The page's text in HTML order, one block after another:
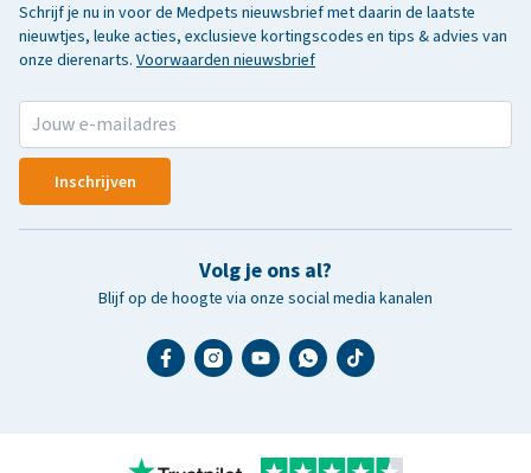
Schrijf je nu in voor de Medpets nieuwsbrief met daarin de laatste
nieuwtjes, leuke acties, exclusieve kortingscodes en tips & advies van
onze dierenarts. Voorwaarden nieuwsbrief
Inschrijven
Volg je ons al?
Blijf op de hoogte via onze social media kanalen